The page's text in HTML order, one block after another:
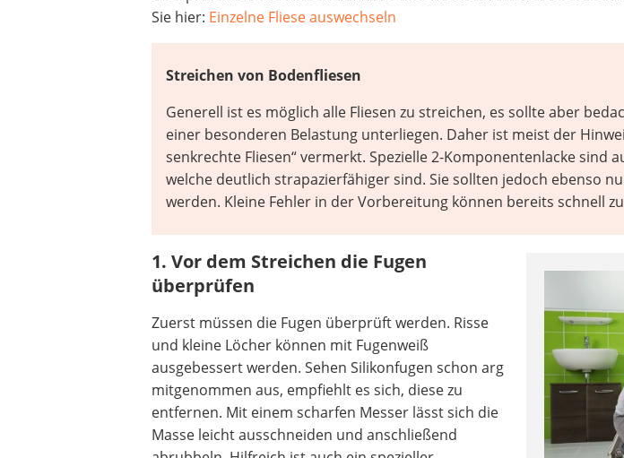
Sie hier: Einzelne Fliese auswechseln
Streichen von Bodenfliesen
Generell ist es möglich alle Fliesen zu streichen, es sollte aber
einer besonderen Belastung unterliegen. Daher ist meist der
senkrechte Fliesen“ vermerkt. Spezielle 2-Komponentenlacke sind
welche deutlich strapazierfähiger sind. Sie sollten jedoch ebenso
werden. Kleine Fehler in der Vorbereitung können bereits schnell
1. Vor dem Streichen die Fugen
überprüfen
Zuerst müssen die Fugen überprüft werden. Risse
und kleine Löcher können mit Fugenweiß
ausgebessert werden. Sehen Silikonfugen schon arg
mitgenommen aus, empfiehlt es sich, diese zu
entfernen. Mit einem scharfen Messer lässt sich die
Masse leicht ausschneiden und anschließend